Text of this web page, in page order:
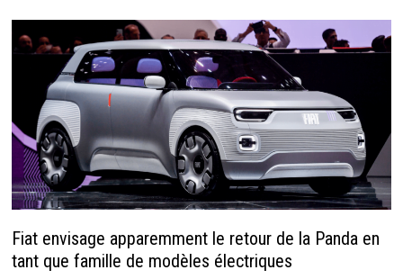
Fiat envisage apparemment le retour de la Panda en
tant que famille de modèles électriques